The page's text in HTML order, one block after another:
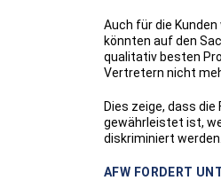
Auch für die
könnten auf den
qualitativ besten
Vertretern nicht
Dies zeige, dass
gewährleistet ist,
diskriminiert
AFW FORDERT